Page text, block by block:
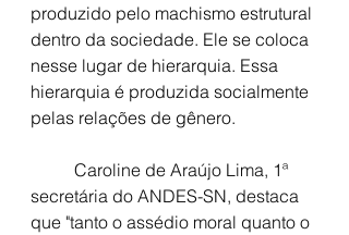
produzido pelo machismo estrutural
dentro da sociedade. Ele se coloca
nesse lugar de hierarquia. Essa
hierarquia é produzida socialmente
pelas relações de gênero.
secretária do ANDES-SN, destaca
que "tanto o assédio moral quanto o